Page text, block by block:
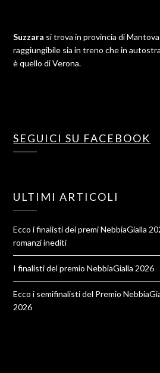
Suzzara si trova in provincia di
raggiungibile sia in treno che in
è quello di Verona.
SEGUICI SU FACEBOOK
ULTIMI ARTICOLI
Ecco i finalisti dei premi NebbiaGialla
romanzi inediti
I finalisti del premio NebbiaGialla 2026
Ecco i semifinalisti del Premio
2026